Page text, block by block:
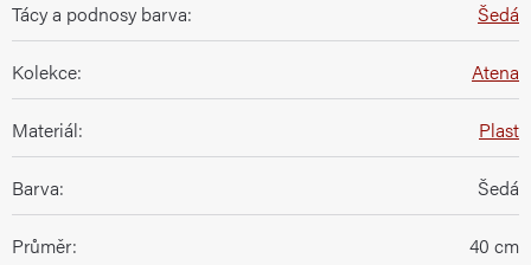
Tácy a podnosy barva: Šedá
Kolekce: Atena
Materiál: Plast
Barva: Šedá
Průměr: 40 cm